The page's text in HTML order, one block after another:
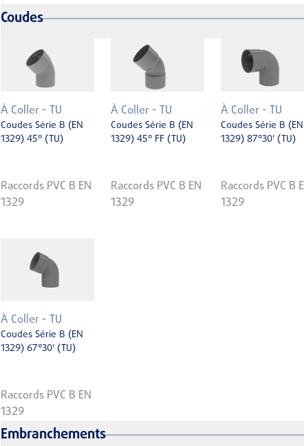
Coudes
À Coller - TU
Coudes Série B (EN
1329) 45° (TU)
Raccords PVC B EN
1329
À Coller - TU
Coudes Série B (EN
1329) 45° FF (TU)
Raccords PVC B EN
1329
À Coller - TU
Coudes Série B (EN
1329) 87°30' (TU)
Raccords PVC B
1329
À Coller - TU
Coudes Série B (EN
1329) 67°30' (TU)
Raccords PVC B EN
1329
Embranchements